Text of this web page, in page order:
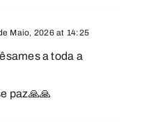
Maio, 2026 at 14:25
a toda a
paz🙏🙏